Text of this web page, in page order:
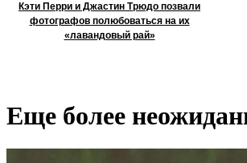
Кэти Перри и Джастин Трюдо позвали
фотографов полюбоваться на их
«лавандовый рай»
Еще более